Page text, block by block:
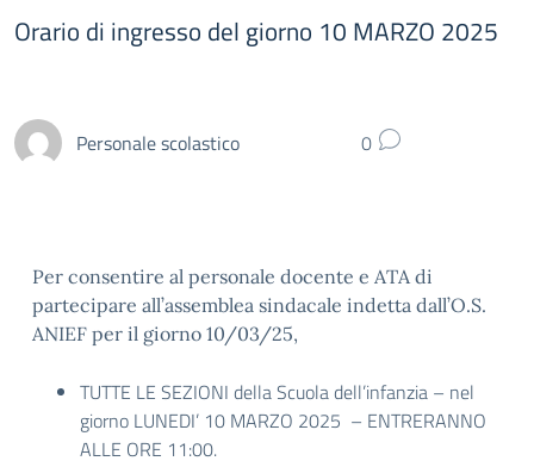
Orario di ingresso del giorno 10 MARZO 2025
Personale scolastico 0
Per consentire al personale docente e ATA di
partecipare all’assemblea sindacale indetta dall’O.S.
ANIEF per il giorno 10/03/25,
TUTTE LE SEZIONI della Scuola dell’infanzia – nel
giorno LUNEDI’ 10 MARZO 2025 – ENTRERANNO
ALLE ORE 11:00.